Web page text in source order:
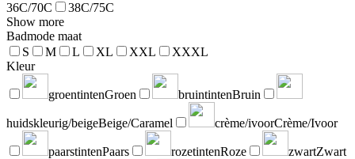
36C/70C
38C/75C
Show more
Badmode maat
S
M L XL XXL
XXXL
Kleur
groentintenGroen bruintintenBruin
huidskleurig/beigeBeige/Caramel crème/ivoorCrème/Ivoor
paarstintenPaars rozetintenRoze zwartZwart